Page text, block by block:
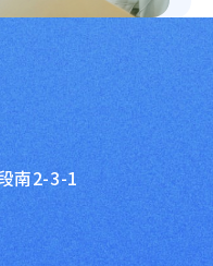
南2-3-1